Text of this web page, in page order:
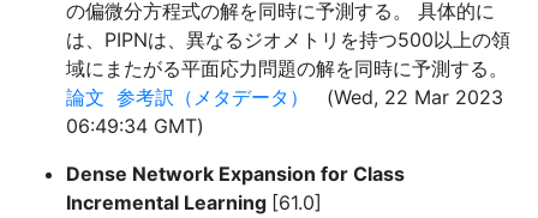
の偏微分方程式の解を同時に予測する。 具体的に
は、PIPNは、異なるジオメトリを持つ500以上の領
域にまたがる平面応力問題の解を同時に予測する。
論文 参考訳（メタデータ）
(Wed, 22 Mar 2023
06:49:34 GMT)
Dense Network Expansion for Class
Incremental Learning [61.0]